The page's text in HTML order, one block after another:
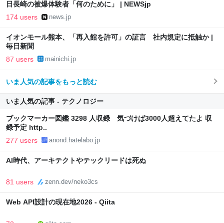
日長崎の被爆体験者「何のために」 | NEWSjp
174 users news.jp
イオンモール熊本、「再入館を許可」の証言 社内規定に抵触か |
毎日新聞
87 users mainichi.jp
いま人気の記事をもっと読む
いま人気の記事 - テクノロジー
ブックマーカー図鑑 3298 人収録 気づけば3000人超えてたよ 収
録予定 http..
277 users anond.hatelabo.jp
AI時代、アーキテクトやテックリードは死ぬ
81 users zenn.dev/neko3cs
Web API設計の現在地2026 - Qiita